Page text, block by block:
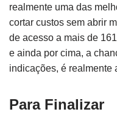
realmente uma das
cortar custos sem abrir
de acesso a mais de
e ainda por cima, a
indicações, é realmente
Para Finalizar